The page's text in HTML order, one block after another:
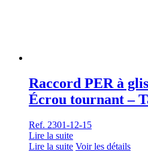
Raccord PER à
Écrou tournant –
Ref. 2301-12-15
Lire la suite
Lire la suite Voir les détails